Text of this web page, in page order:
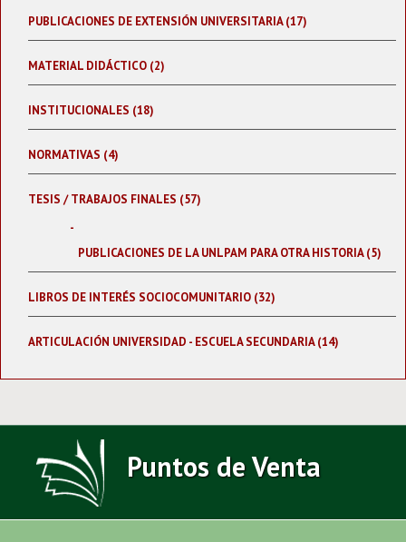
PUBLICACIONES DE EXTENSIÓN UNIVERSITARIA (17)
MATERIAL DIDÁCTICO (2)
INSTITUCIONALES (18)
NORMATIVAS (4)
TESIS / TRABAJOS FINALES (57)
PUBLICACIONES DE LA UNLPAM PARA OTRA HISTORIA (5)
LIBROS DE INTERÉS SOCIOCOMUNITARIO (32)
ARTICULACIÓN UNIVERSIDAD - ESCUELA SECUNDARIA (14)
Puntos de Venta